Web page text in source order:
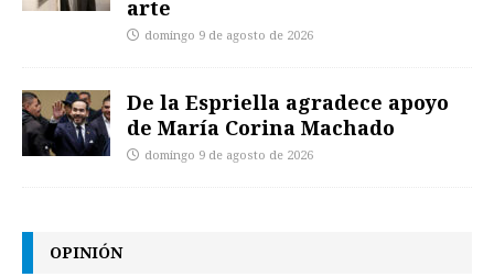
arte
domingo 9 de agosto de 2026
De la Espriella agradece apoyo
de María Corina Machado
domingo 9 de agosto de 2026
OPINIÓN